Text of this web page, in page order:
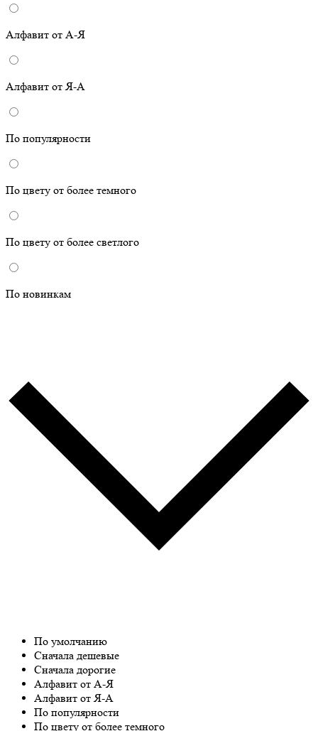
Алфавит от А-Я
Алфавит от Я-А
По популярности
По цвету от более темного
По цвету от более светлого
По новинкам
По умолчанию
Сначала дешевые
Сначала дорогие
Алфавит от А-Я
Алфавит от Я-А
По популярности
По цвету от более темного